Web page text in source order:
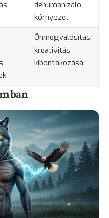
dehumanizáló
környezet
Önmegvalósítás,
kreativitás
kibontakozása